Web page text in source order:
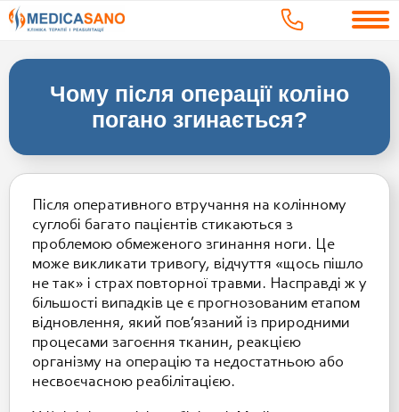
Чому після операції коліно
погано згинається?
Після оперативного втручання на колінному
суглобі багато пацієнтів стикаються з
проблемою обмеженого згинання ноги. Це
може викликати тривогу, відчуття «щось пішло
не так» і страх повторної травми. Насправді ж у
більшості випадків це є прогнозованим етапом
відновлення, який пов’язаний із природними
процесами загоєння тканин, реакцією
організму на операцію та недостатньою або
несвоєчасною реабілітацією.